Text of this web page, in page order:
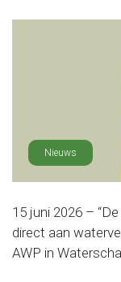
Nieuws
15 juni 2026 –
direct aan
AWP in